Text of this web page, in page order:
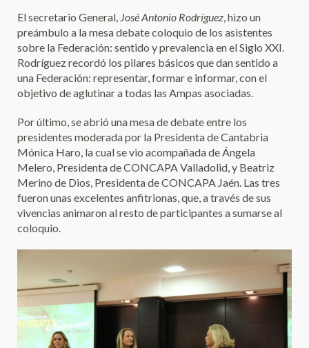
El secretario General, José Antonio Rodríguez , hizo un
preámbulo a la mesa debate coloquio de los asistentes
sobre la Federación: sentido y prevalencia en el Siglo XXI.
Rodríguez recordó los pilares básicos que dan sentido a
una Federación: representar, formar e informar, con el
objetivo de aglutinar a todas las Ampas asociadas.
Por último, se abrió una mesa de debate entre los
presidentes moderada por la Presidenta de Cantabria
Mónica Haro, la cual se vio acompañada de Ángela
Melero, Presidenta de CONCAPA Valladolid, y Beatriz
Merino de Dios, Presidenta de CONCAPA Jaén. Las tres
fueron unas excelentes anfitrionas, que, a través de sus
vivencias animaron al resto de participantes a sumarse al
coloquio.